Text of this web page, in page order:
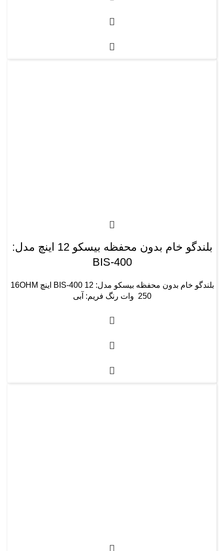
بلندگو خام بدون محفظه بیسکو 12 اینچ مدل:
BIS-400
بلندگو خام بدون محفظه بیسکو مدل: BIS-400 12 اینچ 16OHM
250 وات رنگ فریم: آبی